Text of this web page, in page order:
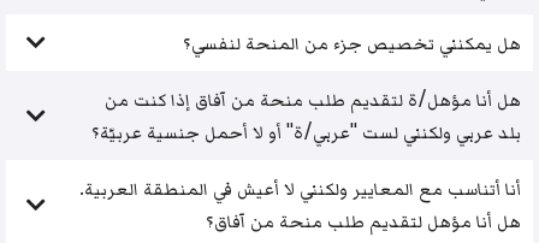
هل يمكنني تخصيص جزء من المنحة لنفسي؟
هل أنا مؤهل/ة لتقديم طلب منحة من آفاق إذا كنت من
بلد عربي ولكنني لست "عربي/ة" أو لا أحمل جنسية عربيّة؟
أنا أتناسب مع المعايير ولكنني لا أعيش في المنطقة العربية.
هل أنا مؤهل لتقديم طلب منحة من آفاق؟